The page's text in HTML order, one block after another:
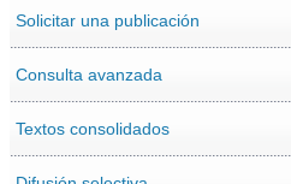
Solicitar una publicación
Consulta avanzada
Textos consolidados